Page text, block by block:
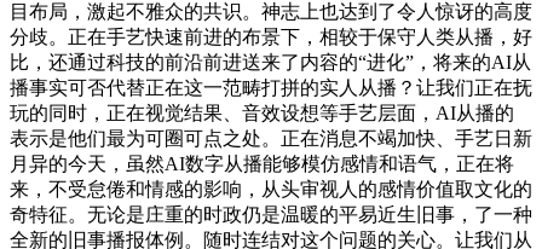
目布局，激起不雅众的共识。神志上也达到了令人惊讶的高度
分歧。正在手艺快速前进的布景下，相较于保守人类从播，好
比，还通过科技的前沿前进送来了内容的“进化”，将来的AI从
播事实可否代替正在这一范畴打拼的实人从播？让我们正在抚
玩的同时，正在视觉结果、音效设想等手艺层面，AI从播的
表示是他们最为可圈可点之处。正在消息不竭加快、手艺日新
月异的今天，虽然AI数字从播能够模仿感情和语气，正在将
来，不受怠倦和情感的影响，从头审视人的感情价值取文化的
奇特征。无论是庄重的时政仍是温暖的平易近生旧事，了一种
全新的旧事播报体例。随时连结对这个问题的关心。让我们从